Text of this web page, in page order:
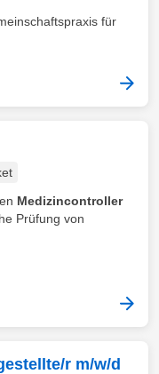
für
Medizincontroller
Prüfung von
r m/w/d